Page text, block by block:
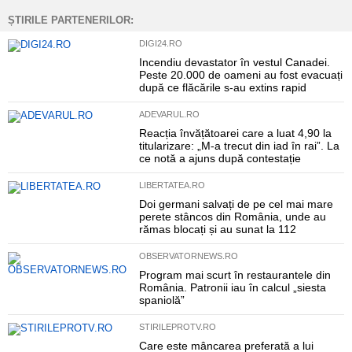
ȘTIRILE PARTENERILOR:
DIGI24.RO
Incendiu devastator în vestul Canadei.
Peste 20.000 de oameni au fost evacuați
după ce flăcările s-au extins rapid
ADEVARUL.RO
Reacția învățătoarei care a luat 4,90 la
titularizare: „M-a trecut din iad în rai”. La
ce notă a ajuns după contestație
LIBERTATEA.RO
Doi germani salvați de pe cel mai mare
perete stâncos din România, unde au
rămas blocați și au sunat la 112
OBSERVATORNEWS.RO
Program mai scurt în restaurantele din
România. Patronii iau în calcul „siesta
spaniolă”
STIRILEPROTV.RO
Care este mâncarea preferată a lui